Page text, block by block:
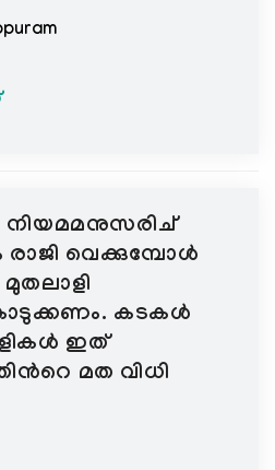
രാജി വെക്കുമ്പോള്‍
കടകള്‍
ഇത്
മത വിധി